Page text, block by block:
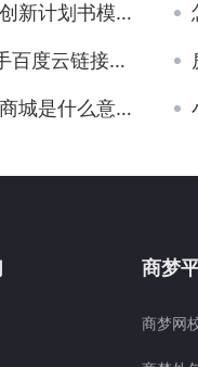
计划书模板？
云链接番外？
是什么意思？
商梦
商梦网